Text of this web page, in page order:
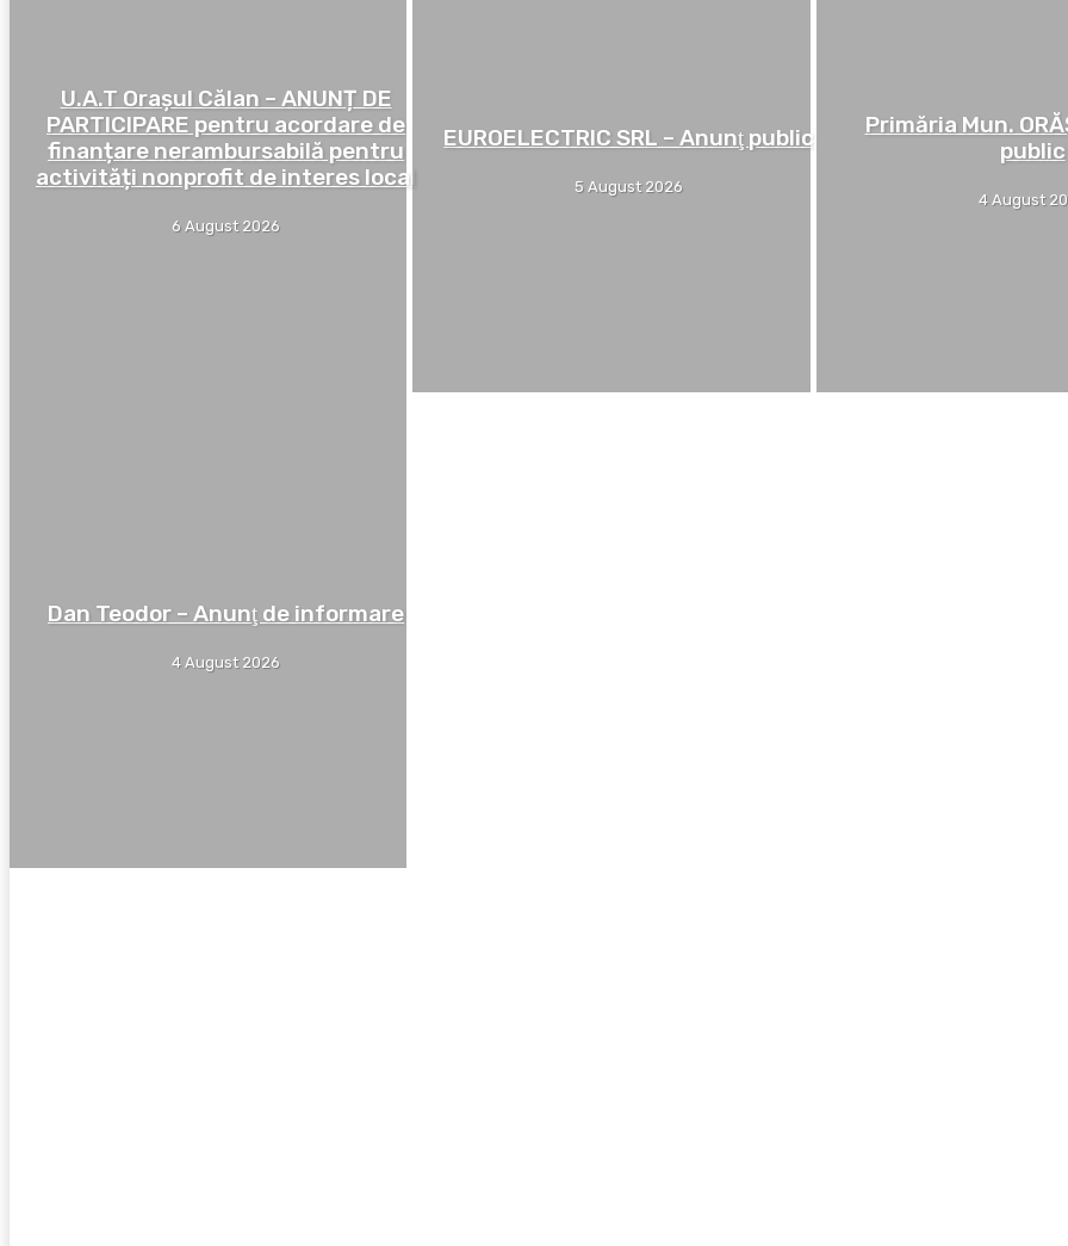
U.A.T Orașul Călan – ANUNȚ DE
PARTICIPARE pentru acordare de
finanțare nerambursabilă pentru
activități nonprofit de interes local
6 August 2026
EUROELECTRIC SRL – Anunţ public
5 August 2026
Primăria Mun.
public
4 August
Dan Teodor – Anunţ de informare
4 August 2026